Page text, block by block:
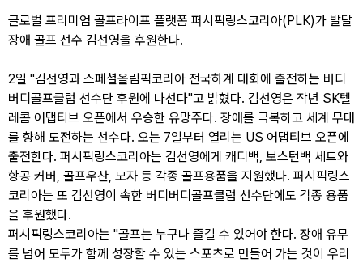
글로벌 프리미엄 골프라이프 플랫폼 퍼시픽링스코리아(PLK)가 발달
장애 골프 선수 김선영을 후원한다.
2일 "김선영과 스페셜올림픽코리아 전국하계 대회에 출전하는 버디
버디골프클럽 선수단 후원에 나선다"고 밝혔다. 김선영은 작년 SK텔
레콤 어댑티브 오픈에서 우승한 유망주다. 장애를 극복하고 세계 무대
를 향해 도전하는 선수다. 오는 7일부터 열리는 US 어댑티브 오픈에
출전한다. 퍼시픽링스코리아는 김선영에게 캐디백, 보스턴백 세트와
항공 커버, 골프우산, 모자 등 각종 골프용품을 지원했다. 퍼시픽링스
코리아는 또 김선영이 속한 버디버디골프클럽 선수단에도 각종 용품
을 후원했다.
퍼시픽링스코리아는 "골프는 누구나 즐길 수 있어야 한다. 장애 유무
를 넘어 모두가 함께 성장할 수 있는 스포츠로 만들어 가는 것이 우리